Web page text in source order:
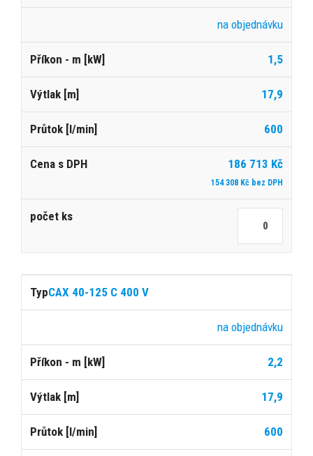
na objednávku
1,5
17,9
600
186 713 Kč
154 308 Kč bez DPH
CAX 40-125 C 400 V
na objednávku
2,2
17,9
600